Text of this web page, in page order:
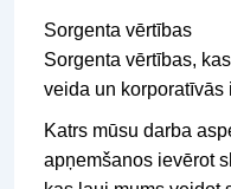
Sorgenta vērtības
Sorgenta vērtības,
veida un korporatīvās
Katrs mūsu darba
apņemšanos ievērot